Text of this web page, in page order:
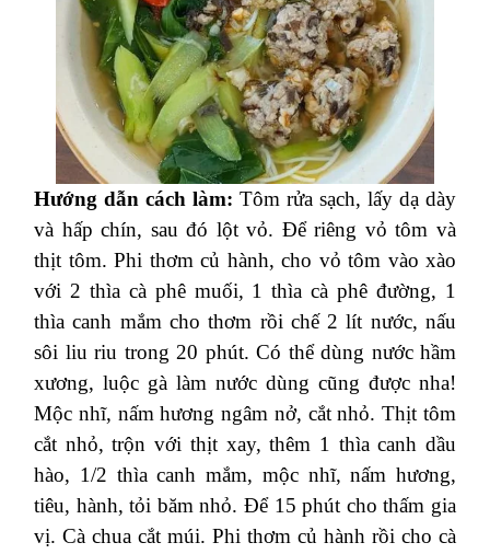
Hướng dẫn cách làm: Tôm rửa sạch, lấy dạ dày
và hấp chín, sau đó lột vỏ. Để riêng vỏ tôm và
thịt tôm. Phi thơm củ hành, cho vỏ tôm vào xào
với 2 thìa cà phê muối, 1 thìa cà phê đường, 1
thìa canh mắm cho thơm rồi chế 2 lít nước, nấu
sôi liu riu trong 20 phút. Có thể dùng nước hầm
xương, luộc gà làm nước dùng cũng được nha!
Mộc nhĩ, nấm hương ngâm nở, cắt nhỏ. Thịt tôm
cắt nhỏ, trộn với thịt xay, thêm 1 thìa canh dầu
hào, 1/2 thìa canh mắm, mộc nhĩ, nấm hương,
tiêu, hành, tỏi băm nhỏ. Để 15 phút cho thấm gia
vị. Cà chua cắt múi. Phi thơm củ hành rồi cho cà